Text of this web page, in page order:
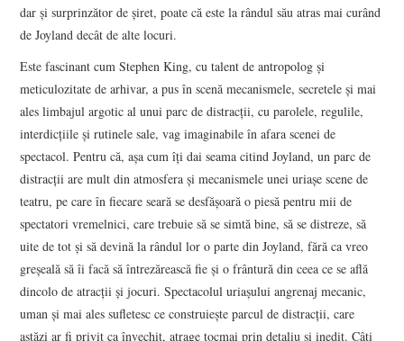
dar și surprinzător de șiret, poate că este la rândul său atras mai curând
de Joyland decât de alte locuri.
Este fascinant cum Stephen King, cu talent de antropolog și
meticulozitate de arhivar, a pus în scenă mecanismele, secretele și mai
ales limbajul argotic al unui parc de distracții, cu parolele, regulile,
interdicțiile și rutinele sale, vag imaginabile în afara scenei de
spectacol. Pentru că, așa cum îți dai seama citind Joyland, un parc de
distracții are mult din atmosfera și mecanismele unei uriașe scene de
teatru, pe care în fiecare seară se desfășoară o piesă pentru mii de
spectatori vremelnici, care trebuie să se simtă bine, să se distreze, să
uite de tot și să devină la rândul lor o parte din Joyland, fără ca vreo
greșeală să îi facă să întrezărească fie și o frântură din ceea ce se află
dincolo de atracții și jocuri. Spectacolul uriașului angrenaj mecanic,
uman și mai ales sufletesc ce construiește parcul de distracții, care
astăzi ar fi privit ca învechit, atrage tocmai prin detaliu și inedit. Câți